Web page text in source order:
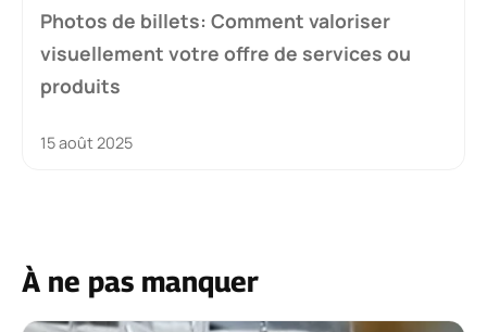
Photos de billets: Comment valoriser
visuellement votre offre de services ou
produits
15 août 2025
À ne pas manquer